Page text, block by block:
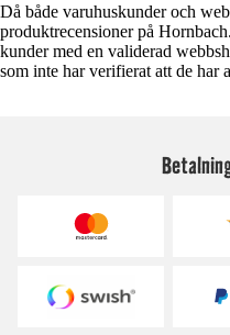
Då både varuhuskunder och
produktrecensioner på
kunder med en validerad
som inte har verifierat att de har